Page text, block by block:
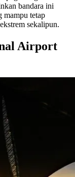
bandara ini
mampu tetap
sekalipun.
Airport